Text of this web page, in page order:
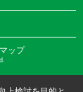
ップ